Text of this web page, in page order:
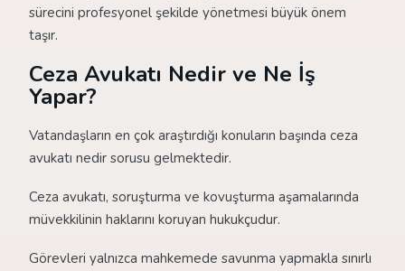
sürecini profesyonel şekilde yönetmesi büyük önem
taşır.
Ceza Avukatı Nedir ve Ne İş
Yapar?
Vatandaşların en çok araştırdığı konuların başında ceza
avukatı nedir sorusu gelmektedir.
Ceza avukatı, soruşturma ve kovuşturma aşamalarında
müvekkilinin haklarını koruyan hukukçudur.
Görevleri yalnızca mahkemede savunma yapmakla sınırlı